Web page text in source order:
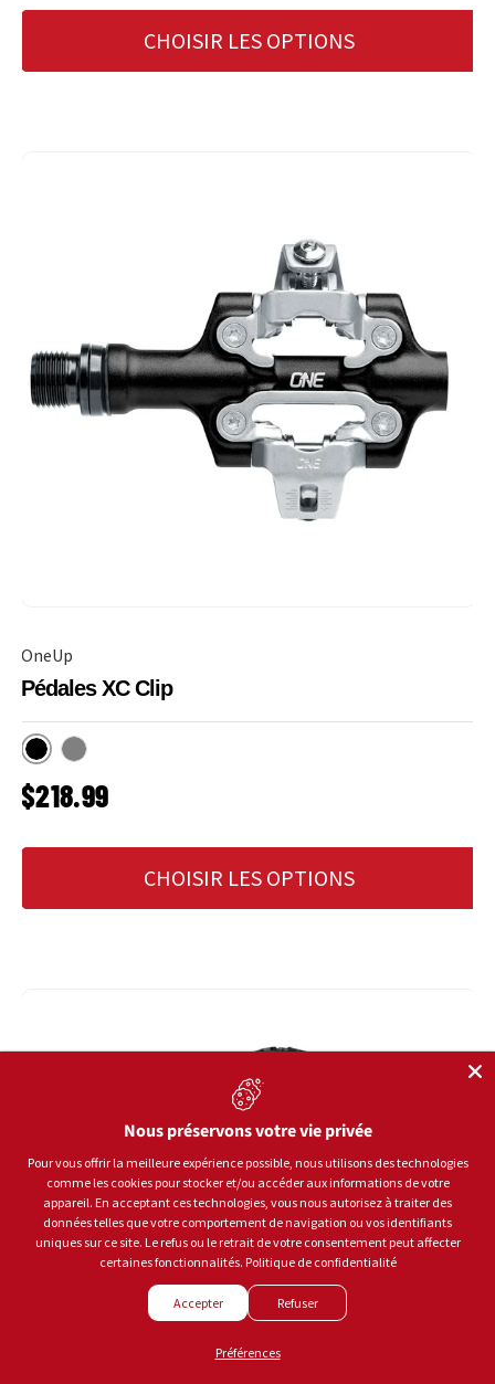
CHOISIR LES OPTIONS
OneUp
Pédales XC Clip
Noir Gris
PRIX HABITUEL
$218.99
CHOISIR LES OPTIONS
Nous préservons votre vie privée
Pour vous offrir la meilleure expérience possible, nous utilisons des technologies
comme les cookies pour stocker et/ou accéder aux informations de votre
appareil. En acceptant ces technologies, vous nous autorisez à traiter des
données telles que votre comportement de navigation ou vos identifiants
uniques sur ce site. Le refus ou le retrait de votre consentement peut affecter
certaines fonctionnalités. Politique de confidentialité
Accepter Refuser
Préférences